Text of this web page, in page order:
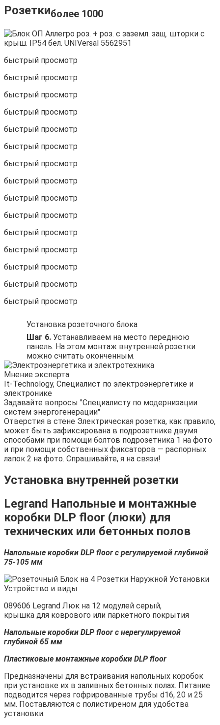
Розеткиболее 1000
быстрый просмотр
быстрый просмотр
быстрый просмотр
быстрый просмотр
быстрый просмотр
быстрый просмотр
быстрый просмотр
быстрый просмотр
быстрый просмотр
быстрый просмотр
быстрый просмотр
быстрый просмотр
быстрый просмотр
быстрый просмотр
быстрый просмотр
Установка розеточного блока
Шаг 6. Устанавливаем на место переднюю
панель. На этом монтаж внутренней розетки
можно считать оконченным.
Мнение эксперта
It-Technology, Cпециалист по электроэнергетике и
электронике
Задавайте вопросы "Специалисту по модернизации
систем энергогенерации"
Отверстия в стене Электрическая розетка, как правило,
может быть зафиксирована в подрозетнике двумя
способами при помощи болтов подрозетника 1 на фото
и при помощи собственных фиксаторов — распорных
лапок 2 на фото. Спрашивайте, я на связи!
Установка внутренней розетки
Legrand Напольные и монтажные
коробки DLP floor (люки) для
технических или бетонных полов
Напольные коробки DLP floor с регулируемой глубиной
75-105 мм
089606 Legrand Люк на 12 модулей серый,
крышка для коврового или паркетного покрытия
Напольные коробки DLP floor с нерегулируемой
глубиной 65 мм
Пластиковые монтажные коробки DLP floor
Предназначены для встраивания напольных коробок
при установке их в заливных бетонных полах. Питание
подводится через гофрированные трубы d16, 20 и 25
мм. Поставляются с полистиреном для удобства
установки.